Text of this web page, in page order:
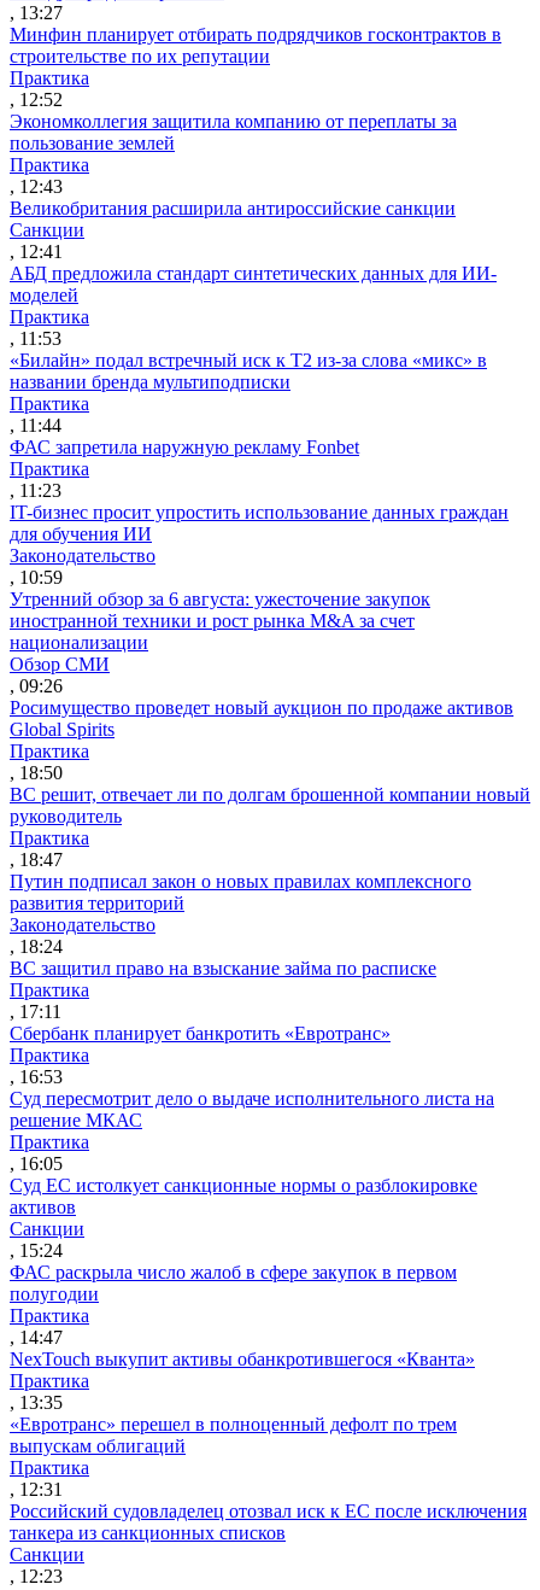
, 13:27
Минфин планирует отбирать подрядчиков госконтрактов в
строительстве по их репутации
Практика
, 12:52
Экономколлегия защитила компанию от переплаты за
пользование землей
Практика
, 12:43
Великобритания расширила антироссийские санкции
Санкции
, 12:41
АБД предложила стандарт синтетических данных для ИИ-
моделей
Практика
, 11:53
«Билайн» подал встречный иск к Т2 из-за слова «микс» в
названии бренда мультиподписки
Практика
, 11:44
ФАС запретила наружную рекламу Fonbet
Практика
, 11:23
IT-бизнес просит упростить использование данных граждан
для обучения ИИ
Законодательство
, 10:59
Утренний обзор за 6 августа: ужесточение закупок
иностранной техники и рост рынка M&A за счет
национализации
Обзор СМИ
, 09:26
Росимущество проведет новый аукцион по продаже активов
Global Spirits
Практика
, 18:50
ВС решит, отвечает ли по долгам брошенной компании новый
руководитель
Практика
, 18:47
Путин подписал закон о новых правилах комплексного
развития территорий
Законодательство
, 18:24
ВС защитил право на взыскание займа по расписке
Практика
, 17:11
Сбербанк планирует банкротить «Евротранс»
Практика
, 16:53
Суд пересмотрит дело о выдаче исполнительного листа на
решение МКАС
Практика
, 16:05
Суд ЕС истолкует санкционные нормы о разблокировке
активов
Санкции
, 15:24
ФАС раскрыла число жалоб в сфере закупок в первом
полугодии
Практика
, 14:47
NexTouch выкупит активы обанкротившегося «Кванта»
Практика
, 13:35
«Евротранс» перешел в полноценный дефолт по трем
выпускам облигаций
Практика
, 12:31
Российский судовладелец отозвал иск к ЕС после исключения
танкера из санкционных списков
Санкции
, 12:23